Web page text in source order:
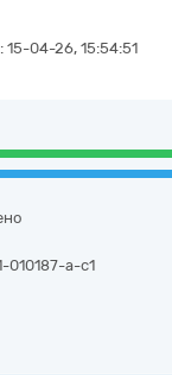
15-04-26, 15:54:51
010187-a-c1